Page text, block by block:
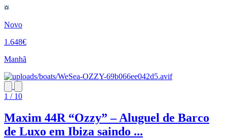
Novo
1.648€
Manhã
1 / 10
Maxim 44R “Ozzy” – Aluguel de Barco
de Luxo em Ibiza saindo ...